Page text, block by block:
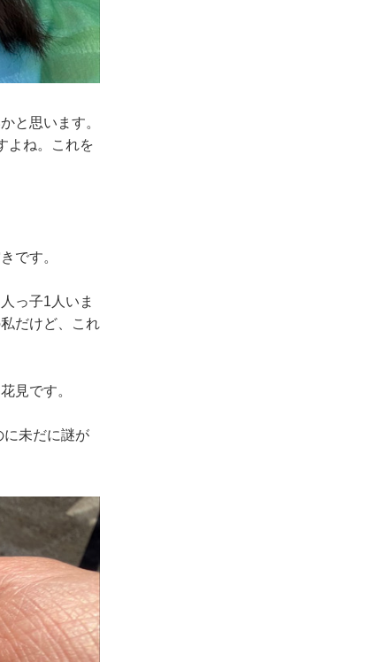
と思います。
よね。これを
です。
っ子1人いま
だけど、これ
見です。
に未だに謎が